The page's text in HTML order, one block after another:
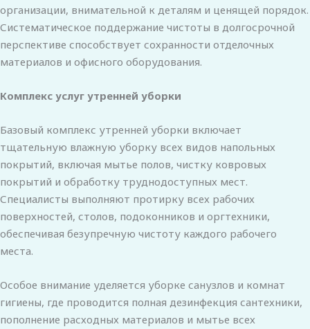
организации, внимательной к деталям и ценящей порядок.
Систематическое поддержание чистоты в долгосрочной
перспективе способствует сохранности отделочных
материалов и офисного оборудования.
Комплекс услуг утренней уборки
Базовый комплекс утренней уборки включает
тщательную влажную уборку всех видов напольных
покрытий, включая мытье полов, чистку ковровых
покрытий и обработку труднодоступных мест.
Специалисты выполняют протирку всех рабочих
поверхностей, столов, подоконников и оргтехники,
обеспечивая безупречную чистоту каждого рабочего
места.
Особое внимание уделяется уборке санузлов и комнат
гигиены, где проводится полная дезинфекция сантехники,
пополнение расходных материалов и мытье всех